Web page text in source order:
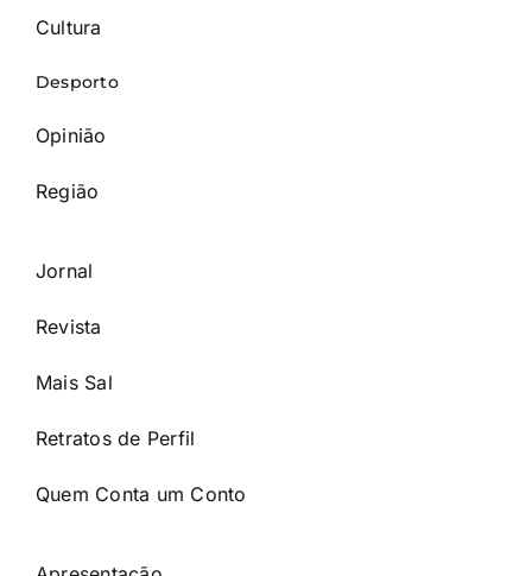
Cultura
Desporto
Opinião
Região
Jornal
Revista
Mais Sal
Retratos de Perfil
Quem Conta um Conto